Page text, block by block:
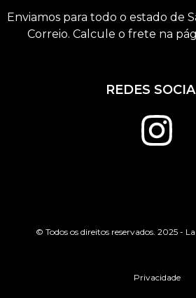
Enviamos para todo o estado de
Correio. Calcule o frete na
REDES
© Todos os direitos reservados. 2025 -
Privacidade